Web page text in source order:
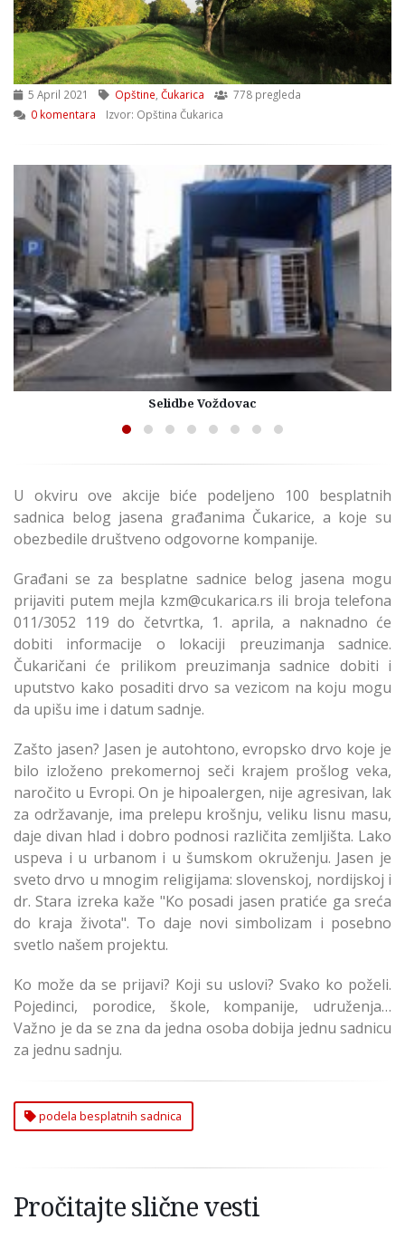
5 April 2021 Opštine Čukarica
778 pregleda
0 komentara
Izvor: Opština Čukarica
Selidbe Voždovac
U okviru ove akcije biće podeljeno 100 besplatnih
sadnica belog jasena građanima Čukarice, a koje su
obezbedile društveno odgovorne kompanije.
Građani se za besplatne sadnice belog jasena mogu
prijaviti putem mejla kzm@cukarica.rs ili broja telefona
011/3052 119 do četvrtka, 1. aprila, a naknadno će
dobiti informacije o lokaciji preuzimanja sadnice.
Čukaričani će prilikom preuzimanja sadnice dobiti i
uputstvo kako posaditi drvo sa vezicom na koju mogu
da upišu ime i datum sadnje.
Zašto jasen? Jasen je autohtono, evropsko drvo koje je
bilo izloženo prekomernoj seči krajem prošlog veka,
naročito u Evropi. On je hipoalergen, nije agresivan, lak
za održavanje, ima prelepu krošnju, veliku lisnu masu,
daje divan hlad i dobro podnosi različita zemljišta. Lako
uspeva i u urbanom i u šumskom okruženju. Jasen je
sveto drvo u mnogim religijama: slovenskoj, nordijskoj i
dr. Stara izreka kaže "Ko posadi jasen pratiće ga sreća
do kraja života". To daje novi simbolizam i posebno
svetlo našem projektu.
Ko može da se prijavi? Koji su uslovi? Svako ko poželi.
Pojedinci, porodice, škole, kompanije, udruženja…
Važno je da se zna da jedna osoba dobija jednu sadnicu
za jednu sadnju.
podela besplatnih sadnica
Pročitajte slične vesti